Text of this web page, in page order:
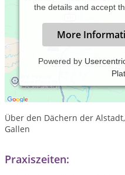
the details and accept
More
Powered by
Wellness- Beauty - Gesundheit
Über den Dächern der
Gallen
Praxiszeiten: